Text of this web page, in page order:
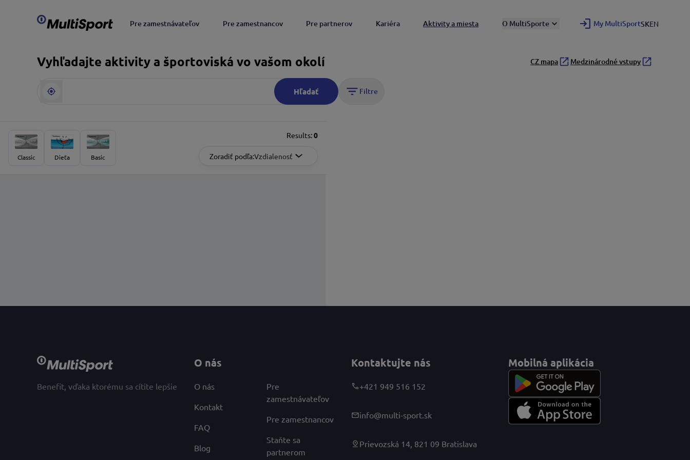
Pre zamestnávateľov Pre zamestnancov Pre partnerov Kariéra Aktivity a miesta O MultiSporte My MultiSportSKEN
Vyhľadajte aktivity a športoviská vo vašom okolí CZ mapa Medzinárodné vstupy
Hľadať Filtre
Classic Dieťa Basic
Results:0
Zoradiť podľa:
Benefit, vďaka ktorému sa cítite lepšie
O nás
O nás
Kontakt
FAQ
Blog
Pre
zamestnávateľov
Pre zamestnancov
Staňte sa
partnerom
Kontaktujte nás
+421 949 516 152
info@multi-sport.sk
Prievozská 14, 821 09 Bratislava
Mobilná aplikácia